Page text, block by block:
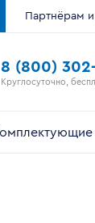
Партнёрам
8 (800)
Круглосуточно,